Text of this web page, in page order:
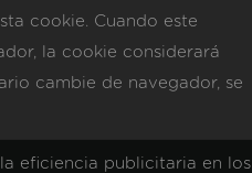
cookie. Cuando este
la cookie considerará
cambie de navegador, se
eficiencia publicitaria en los